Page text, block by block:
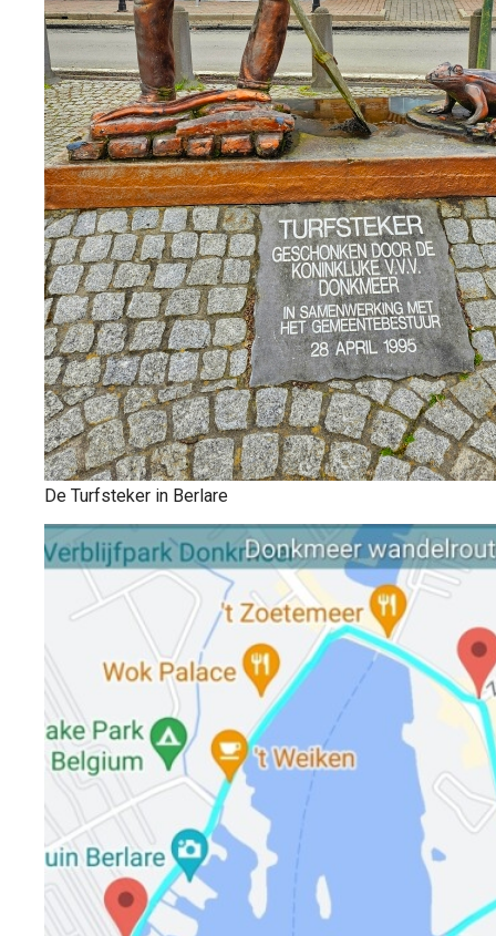
De Turfsteker in Berlare